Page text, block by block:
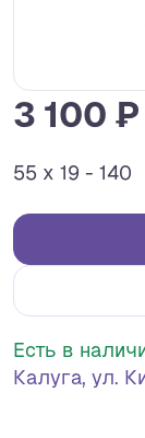
3 100 ₽
55 x 19 - 140
Есть в
Калуга, ул.